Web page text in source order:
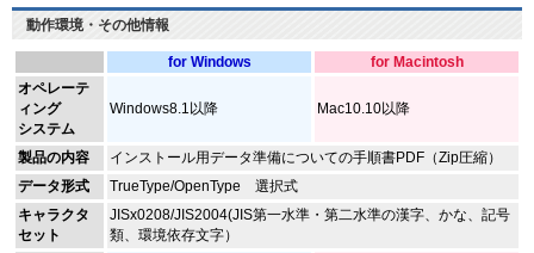
動作環境・その他情報
for Windows
for Macintosh
オペレーテ
ィング
システム
Windows8.1以降 Mac10.10以降
製品の内容
インストール用データ準備についての手順書PDF（Zip圧縮）
データ形式
TrueType/OpenType 選択式
キャラクタ
セット
JISx0208/JIS2004(JIS第一水準・第二水準の漢字、かな、記号
類、環境依存文字）